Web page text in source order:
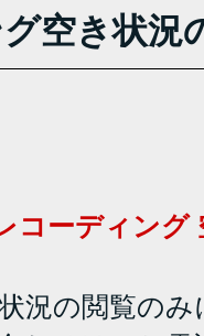
空き状況
コーディング
況の閲覧の